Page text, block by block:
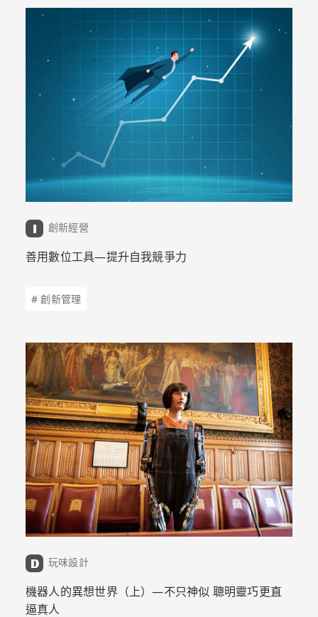
創新經營
善用數位工具—提升自我競爭力
# 創新管理
玩味設計
機器人的異想世界（上）—不只神似 聰明靈巧更直
逼真人